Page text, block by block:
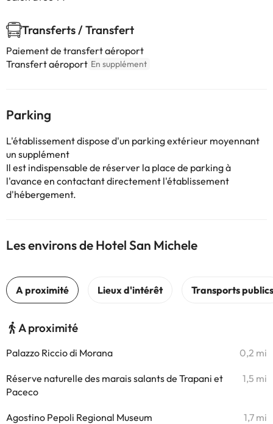
Transferts / Transfert
Paiement de transfert aéroport
Transfert aéroport En supplément
Parking
L'établissement dispose d'un parking extérieur moyennant
un supplément
Il est indispensable de réserver la place de parking à
l'avance en contactant directement l'établissement
d'hébergement.
Les environs de Hotel San Michele
A proximité
Palazzo Riccio di Morana 0,2 mi
Réserve naturelle des marais salants de Trapani et
Paceco
1,5 mi
Agostino Pepoli Regional Museum 1,7 mi